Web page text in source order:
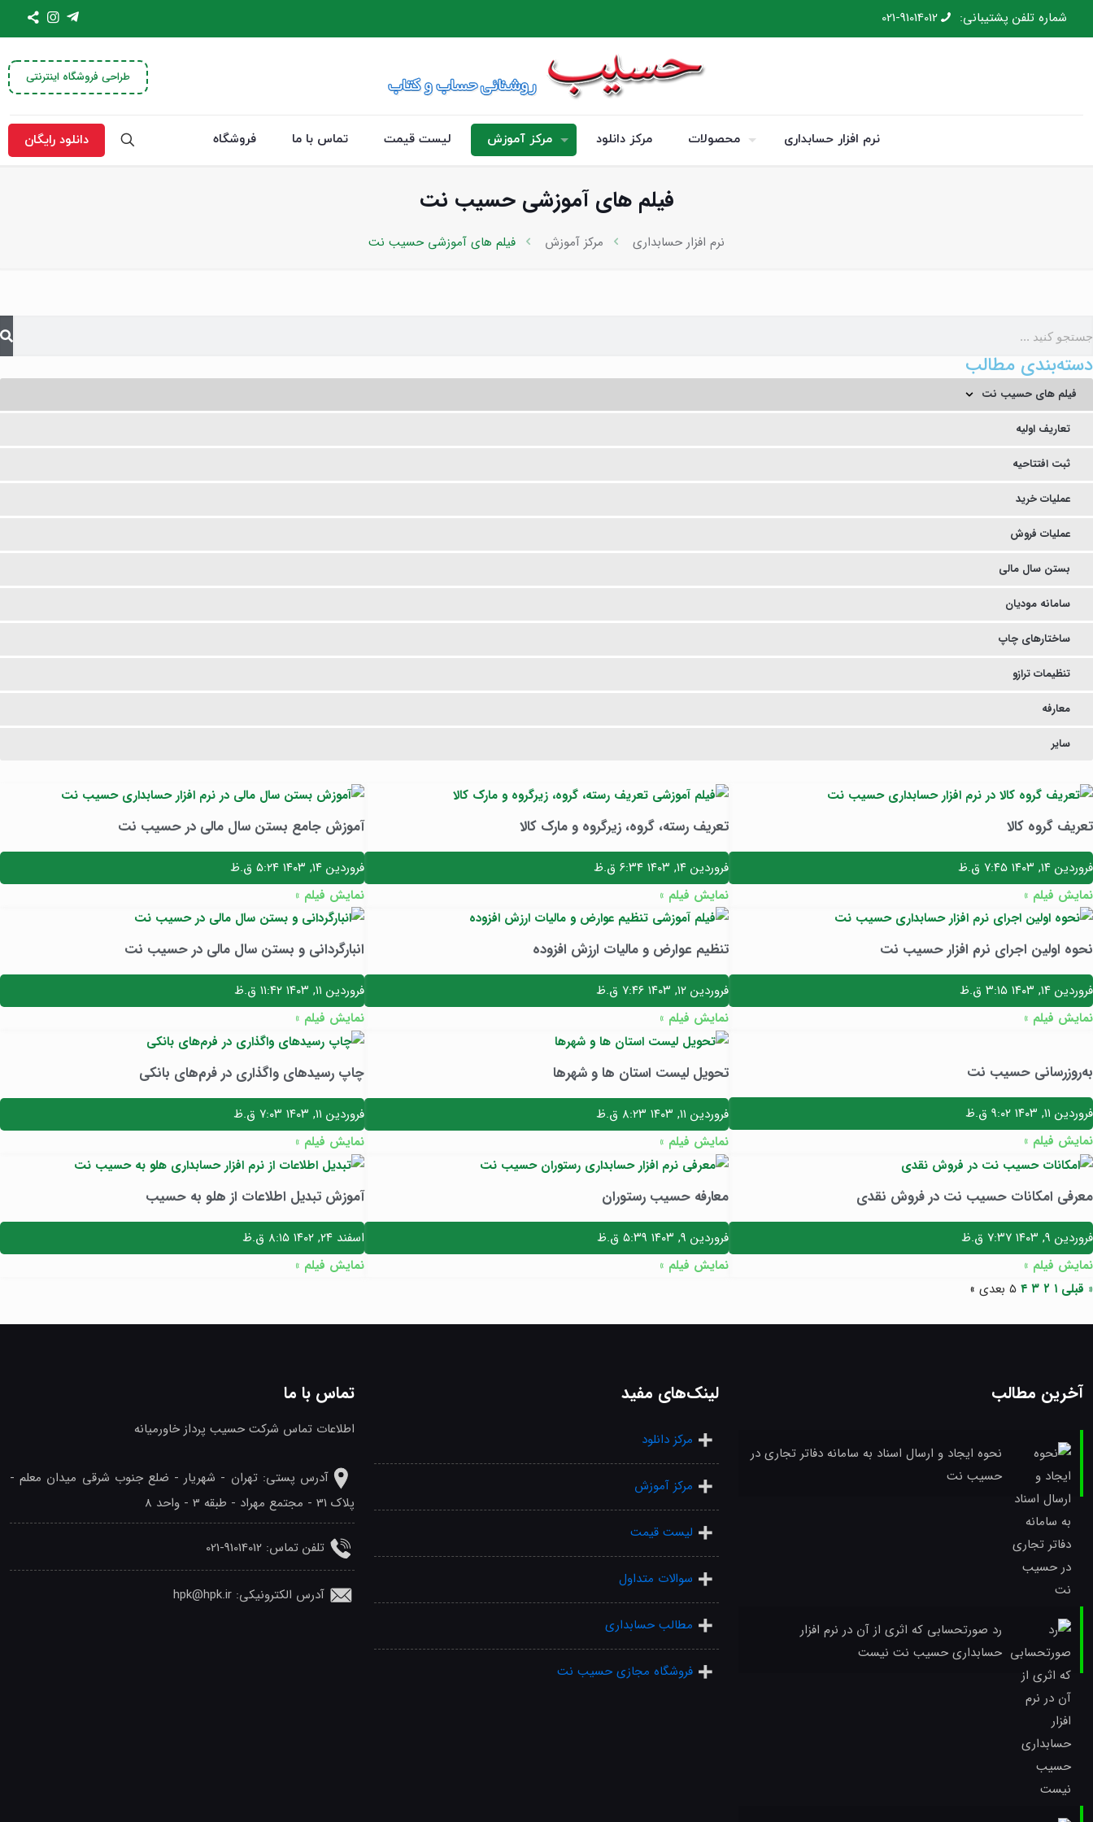
شماره تلفن پشتیبانی: 021-91014012
طراحی فروشگاه اینترنتی
نرم افزار حسابداری محصولات مرکز دانلود مرکز آموزش لیست قیمت تماس با ما فروشگاه دانلود رایگان
فیلم های آموزشی حسیب نت
نرم افزار حسابداری مرکز آموزش فیلم های آموزشی حسیب نت
دسته‌بندی مطالب
فیلم های حسیب نت
تعاریف اولیه
ثبت افتتاحیه
عملیات خرید
عملیات فروش
بستن سال مالی
سامانه مودیان
ساختارهای چاپ
تنظیمات ترازو
معارفه
سایر
تعریف گروه کالا
فروردین ۱۴, ۱۴۰۳
۷:۴۵ ق.ظ
نمایش فیلم »
تعریف رسته، گروه، زیرگروه و مارک کالا
فروردین ۱۴, ۱۴۰۳
۶:۳۴ ق.ظ
نمایش فیلم »
آموزش جامع بستن سال مالی در حسیب نت
فروردین ۱۴, ۱۴۰۳
۵:۲۴ ق.ظ
نمایش فیلم »
نحوه اولین اجرای نرم افزار حسیب نت
فروردین ۱۴, ۱۴۰۳
۳:۱۵ ق.ظ
نمایش فیلم »
تنظیم عوارض و مالیات ارزش افزوده
فروردین ۱۲, ۱۴۰۳
۷:۴۶ ق.ظ
نمایش فیلم »
انبارگردانی و بستن سال مالی در حسیب نت
فروردین ۱۱, ۱۴۰۳
۱۱:۴۲ ق.ظ
نمایش فیلم »
به‌روزرسانی حسیب نت
فروردین ۱۱, ۱۴۰۳
۹:۰۲ ق.ظ
نمایش فیلم »
تحویل لیست استان ها و شهرها
فروردین ۱۱, ۱۴۰۳
۸:۲۳ ق.ظ
نمایش فیلم »
چاپ رسیدهای واگذاری در فرم‌های بانکی
فروردین ۱۱, ۱۴۰۳
۷:۰۳ ق.ظ
نمایش فیلم »
معرفی امکانات حسیب نت در فروش نقدی
فروردین ۹, ۱۴۰۳
۷:۳۷ ق.ظ
نمایش فیلم »
معارفه حسیب رستوران
فروردین ۹, ۱۴۰۳
۵:۳۹ ق.ظ
نمایش فیلم »
آموزش تبدیل اطلاعات از هلو به حسیب
اسفند ۲۴, ۱۴۰۲
۸:۱۵ ق.ظ
نمایش فیلم »
« قبلی ۱ ۲ ۳ ۴ ۵ بعدی »
آخرین مطالب
نحوه ایجاد و ارسال اسناد به سامانه دفاتر تجاری در
حسیب نت
رد صورتحسابی که اثری از آن در نرم افزار
حسابداری حسیب نت نیست
لینک‌های مفید
مرکز دانلود
مرکز آموزش
لیست قیمت
سوالات متداول
مطالب حسابداری
فروشگاه مجازی حسیب نت
تماس با ما
اطلاعات تماس شرکت حسیب پرداز خاورمیانه
آدرس پستی: تهران - شهريار - ضلع جنوب شرقی میدان معلم -
پلاک 31 - مجتمع مهراد - طبقه 3 - واحد 8
تلفن‌ تماس: 91014012-021
آدرس الکترونیکی: hpk@hpk.ir